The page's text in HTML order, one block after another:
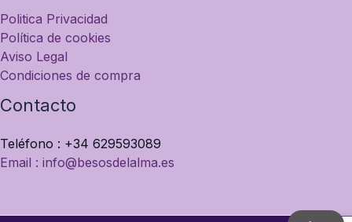
Politica Privacidad
Política de cookies
Aviso Legal
Condiciones de compra
Contacto
Teléfono : +34 629593089
Email : info@besosdelalma.es